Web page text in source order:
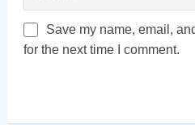
Save my name, email,
for the next time I comment.